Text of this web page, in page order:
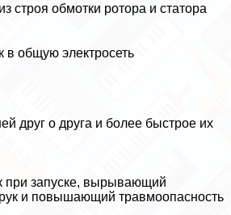
строя обмотки ротора и статора
в общую электросеть
друг о друга и более быстрое их
при запуске, вырывающий
и повышающий травмоопасность